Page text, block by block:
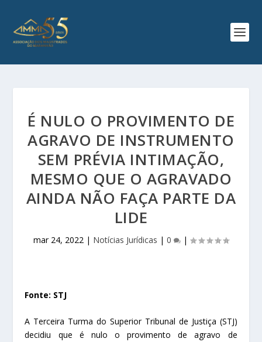
É NULO O PROVIMENTO DE
AGRAVO DE INSTRUMENTO
SEM PRÉVIA INTIMAÇÃO,
MESMO QUE O AGRAVADO
AINDA NÃO FAÇA PARTE DA
LIDE
mar 24, 2022 | Notícias Jurídicas | 0 |
Fonte: STJ
​A Terceira Turma do Superior Tribunal de Justiça (STJ)
decidiu que é nulo oprovimento deagravo de